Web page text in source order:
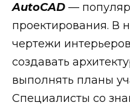
AutoCAD —
проектирования. В
чертежи
создавать
выполнять планы
Специалисты со